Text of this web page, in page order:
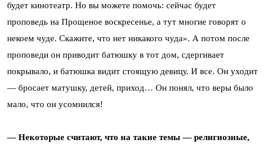
будет кинотеатр. Но вы можете помочь: сейчас будет
проповедь на Прощеное воскресенье, а тут многие говорят о
некоем чуде. Скажите, что нет никакого чуда». А потом после
проповеди он приводит батюшку в тот дом, сдергивает
покрывало, и батюшка видит стоящую девицу. И все. Он уходит
— бросает матушку, детей, приход… Он понял, что веры было
мало, что он усомнился!
— Некоторые считают, что на такие темы — религиозные,